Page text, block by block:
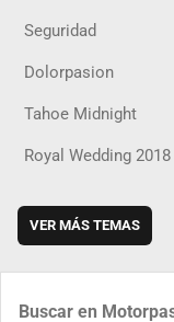
Seguridad
Dolorpasion
Tahoe Midnight
Royal Wedding 2018
VER MÁS TEMAS